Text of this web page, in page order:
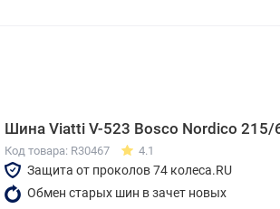
Шина Viatti V-523 Bosco Nordico 215/
Код товара: R30467 4.1
Защита от проколов 74 колеса.RU
Обмен старых шин в зачет новых